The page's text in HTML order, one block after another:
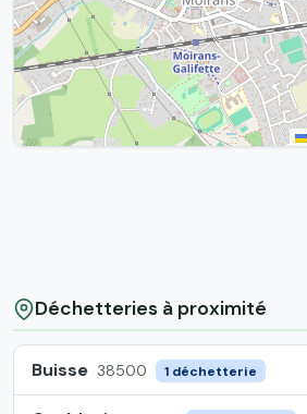
Déchetteries à proximité
Buisse 38500 1 déchetterie